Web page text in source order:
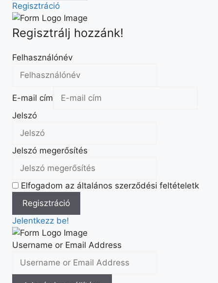
Regisztráció
Regisztrálj hozzánk!
Felhasználónév
E-mail cím
Jelszó
Jelszó megerősítés
Elfogadom az általános szerződési feltételetk
Jelentkezz be!
Username or Email Address